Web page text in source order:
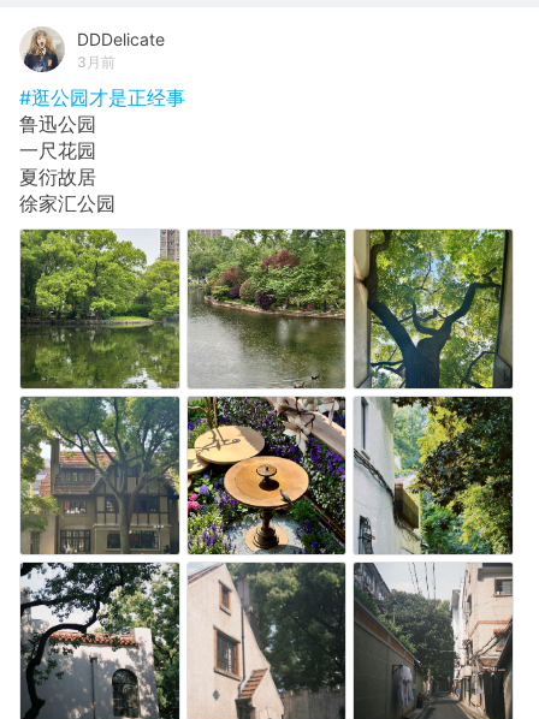
DDDelicate
3月前
#逛公园才是正经事
鲁迅公园
一尺花园
夏衍故居
徐家汇公园